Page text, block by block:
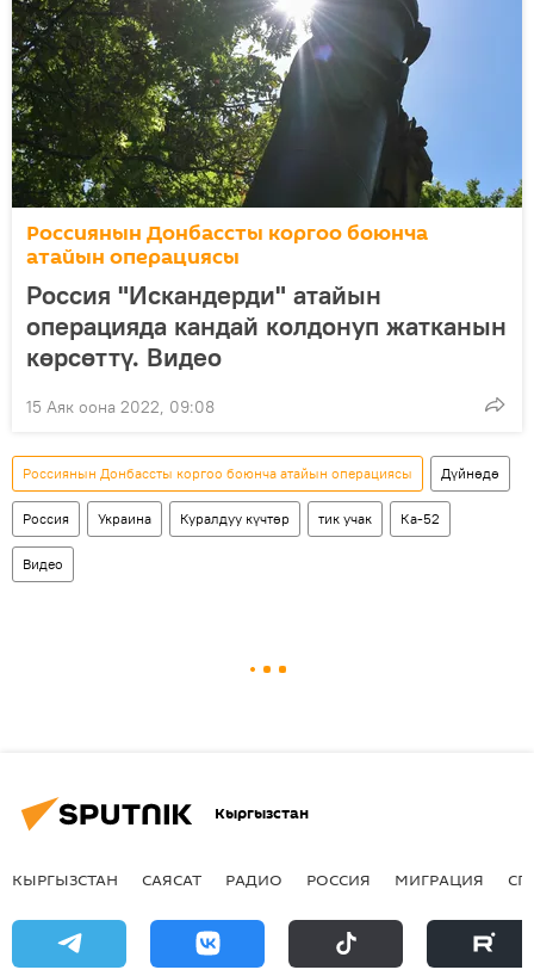
Россиянын Донбассты коргоо боюнча
атайын операциясы
Россия "Искандерди" атайын
операцияда кандай колдонуп жатканын
көрсөттү. Видео
15 Аяк оона 2022, 09:08
Россиянын Донбассты коргоо боюнча атайын операциясы Дүйнөдө
Россия Украина Куралдуу күчтөр тик учак Ка-52
Видео
Кыргызстан
КЫРГЫЗСТАН САЯСАТ РАДИО РОССИЯ МИГРАЦИЯ